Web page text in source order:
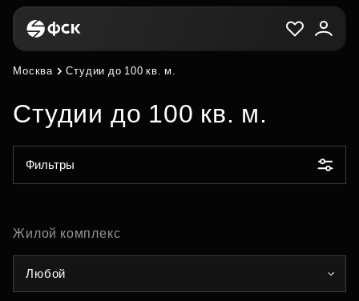
Москва Студии до 100 кв. м.
Студии до 100 кв. м.
Фильтры
Жилой комплекс
Любой